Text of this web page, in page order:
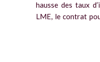
hausse des taux
LME, le contrat